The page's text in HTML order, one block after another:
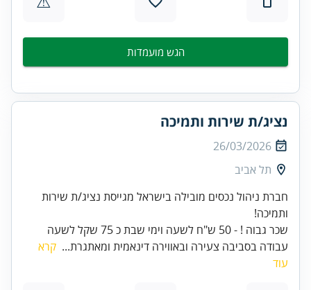
הגש מועמדות
נציג/ת שירות ותמיכה
26/03/2026
תל אביב
חברת ניהול נכסים מובילה בישראל מגייסת נציג/ת שירות
שכר גבוה ! - 50 ש"ח לשעה וימי שבת כ 75 שקל לשעה
עבודה בסביבה צעירה ובאווירה דינאמית ומאתגרת... קרא
עוד